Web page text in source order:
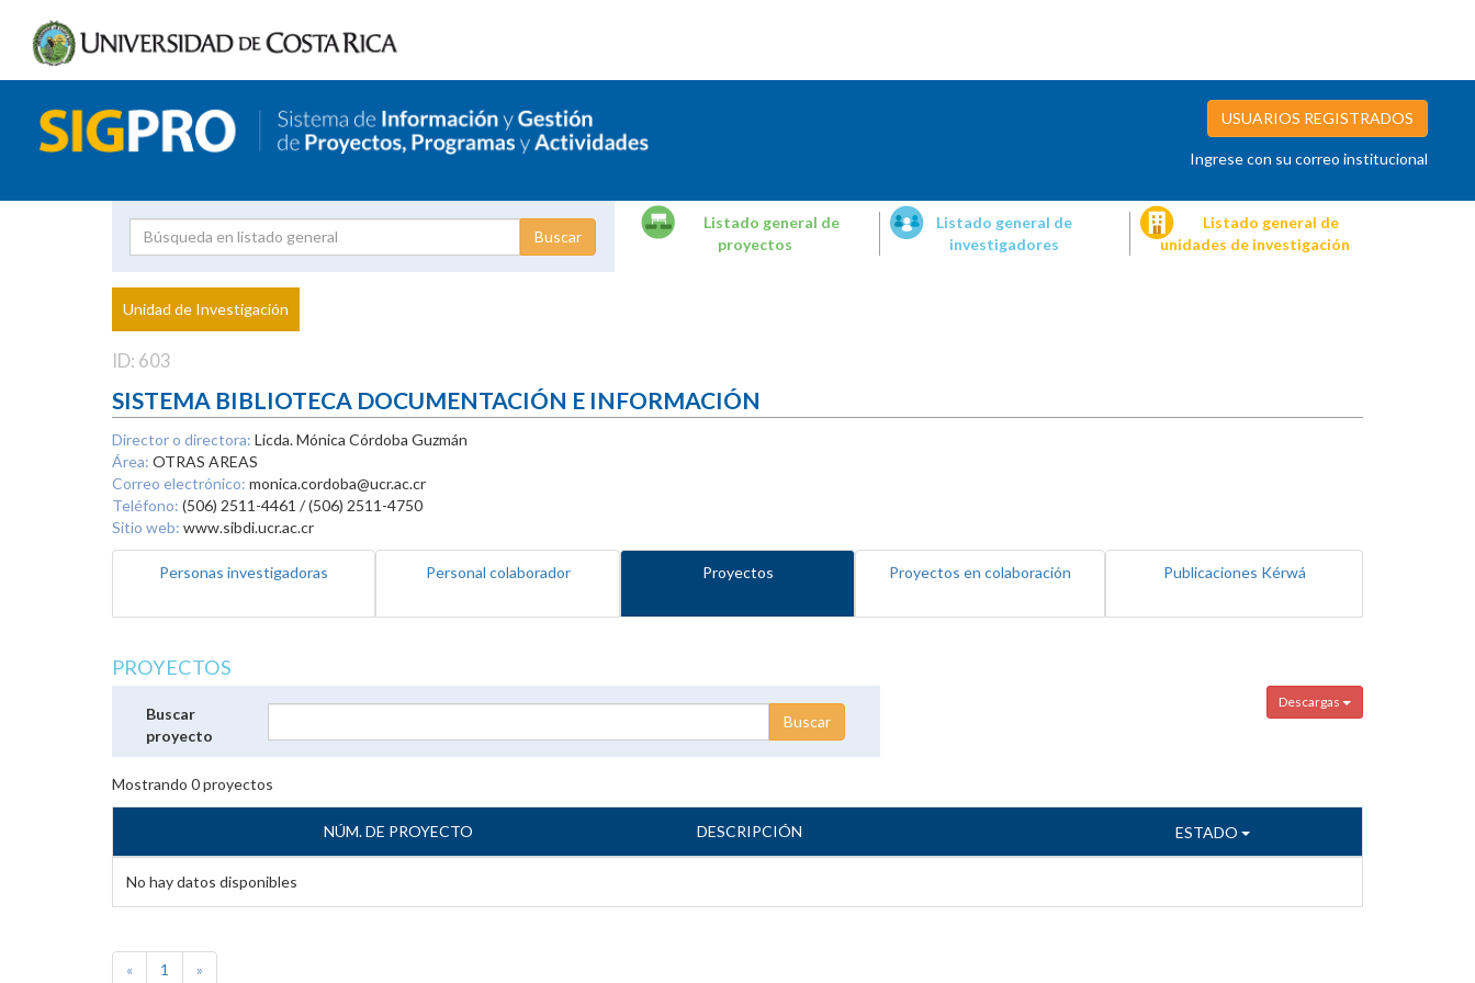
USUARIOS REGISTRADOS
Ingrese con su correo institucional
Proyecto
Investigador
Listado general de
proyectos
Listado general de
investigadores
Listado general de
unidades de investigación
Unidad de Investigación
ID: 603
SISTEMA BIBLIOTECA DOCUMENTACIÓN E INFORMACIÓN
Director o directora: Licda. Mónica Córdoba Guzmán
Área: OTRAS AREAS
Correo electrónico: monica.cordoba@ucr.ac.cr
Teléfono: (506) 2511-4461 / (506) 2511-4750
Sitio web: www.sibdi.ucr.ac.cr
Personas investigadoras Personal colaborador Proyectos Proyectos en colaboración Publicaciones Kérwá
PROYECTOS
Descargas
Buscar
proyecto
Mostrando 0proyectos
NÚM. DE PROYECTO DESCRIPCIÓN ESTADO
No hay datos disponibles
« 1 »